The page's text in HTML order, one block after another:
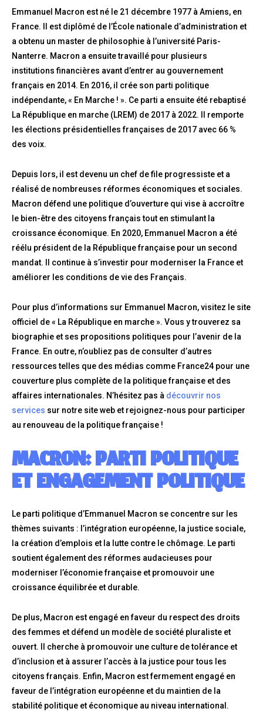
Emmanuel Macron est né le 21 décembre 1977 à Amiens, en
France. Il est diplômé de l’École nationale d’administration et
a obtenu un master de philosophie à l’université Paris-
Nanterre. Macron a ensuite travaillé pour plusieurs
institutions financières avant d’entrer au gouvernement
français en 2014. En 2016, il crée son parti politique
indépendante, « En Marche ! ». Ce parti a ensuite été rebaptisé
La République en marche (LREM) de 2017 à 2022. Il remporte
les élections présidentielles françaises de 2017 avec 66 %
des voix.
Depuis lors, il est devenu un chef de file progressiste et a
réalisé de nombreuses réformes économiques et sociales.
Macron défend une politique d’ouverture qui vise à accroître
le bien-être des citoyens français tout en stimulant la
croissance économique. En 2020, Emmanuel Macron a été
réélu président de la République française pour un second
mandat. Il continue à s’investir pour moderniser la France et
améliorer les conditions de vie des Français.
Pour plus d’informations sur Emmanuel Macron, visitez le site
officiel de « La République en marche ». Vous y trouverez sa
biographie et ses propositions politiques pour l’avenir de la
France. En outre, n’oubliez pas de consulter d’autres
ressources telles que des médias comme France24 pour une
couverture plus complète de la politique française et des
affaires internationales. N’hésitez pas à découvrir nos
services sur notre site web et rejoignez-nous pour participer
au renouveau de la politique française !
MACRON: PARTI POLITIQUE
ET ENGAGEMENT POLITIQUE
Le parti politique d’Emmanuel Macron se concentre sur les
thèmes suivants : l’intégration européenne, la justice sociale,
la création d’emplois et la lutte contre le chômage. Le parti
soutient également des réformes audacieuses pour
moderniser l’économie française et promouvoir une
croissance équilibrée et durable.
De plus, Macron est engagé en faveur du respect des droits
des femmes et défend un modèle de société pluraliste et
ouvert. Il cherche à promouvoir une culture de tolérance et
d’inclusion et à assurer l’accès à la justice pour tous les
citoyens français. Enfin, Macron est fermement engagé en
faveur de l’intégration européenne et du maintien de la
stabilité politique et économique au niveau international.